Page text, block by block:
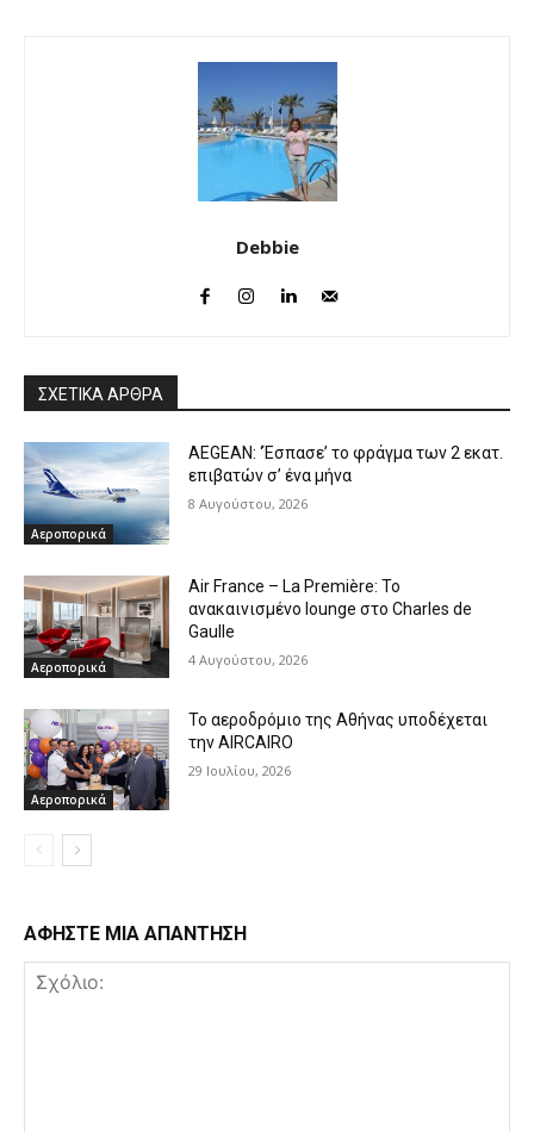
Debbie
ΣΧΕΤΙΚΑ ΑΡΘΡΑ
Αεροπορικά
AEGEAN: ‘Έσπασε’ το φράγμα των 2 εκατ.
επιβατών σ’ ένα μήνα
8 Αυγούστου, 2026
Αεροπορικά
Air France – La Première: Το
ανακαινισμένο lounge στο Charles de
Gaulle
4 Αυγούστου, 2026
Αεροπορικά
Το αεροδρόμιο της Αθήνας υποδέχεται
την AIRCAIRO
29 Ιουλίου, 2026
ΑΦΗΣΤΕ ΜΙΑ ΑΠΑΝΤΗΣΗ